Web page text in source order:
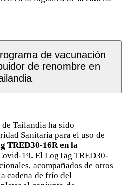
de vacunación
de renombre en
Tailandia ha sido
Sanitaria para el uso de
TRED30-16R en la
19. El LogTag TRED30-
acompañados de otros
cadena de frío del